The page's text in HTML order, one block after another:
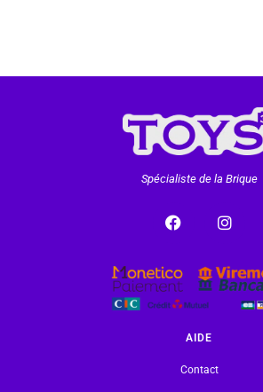
Spécialiste de la Brique
AIDE
Contact